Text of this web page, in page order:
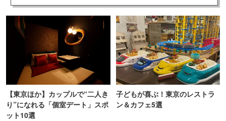
【東京ほか】カップルで“二人き
り”になれる「個室デート」スポ
ット10選
子どもが喜ぶ！東京のレストラ
ン＆カフェ5選